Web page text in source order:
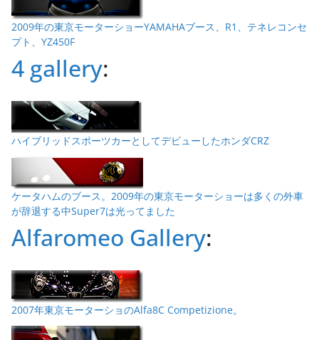
2009年の東京モーターショーYAMAHAブース、R1、テネレコンセ
プト、YZ450F
4 gallery:
ハイブリッドスポーツカーとしてデビューしたホンダCRZ
ケータハムのブース。2009年の東京モーターショーは多くの外車
が辞退する中Super7は光ってました
Alfaromeo Gallery:
2007年東京モーターショのAlfa8C Competizione。